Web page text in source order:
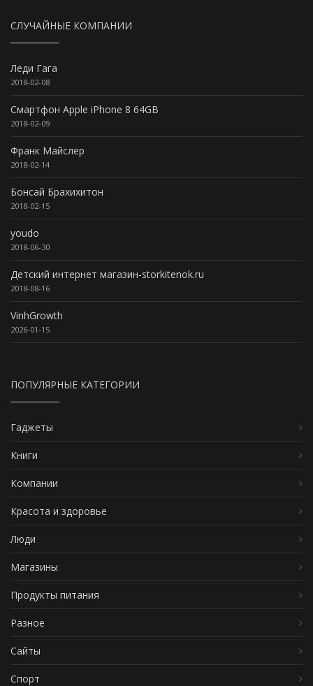
СЛУЧАЙНЫЕ КОМПАНИИ
Леди Гага
2018-02-08
Смартфон Apple iPhone 8 64GB
2018-02-09
Франк Майслер
2018-02-14
Бонсай Брахихитон
2018-02-15
youdo
2018-06-30
Детский интернет магазин-storkitenok.ru
2018-08-16
VinhGrowth
2026-01-15
ПОПУЛЯРНЫЕ КАТЕГОРИИ
Гаджеты
Книги
Компании
Красота и здоровье
Люди
Магазины
Продукты питания
Разное
Сайты
Спорт